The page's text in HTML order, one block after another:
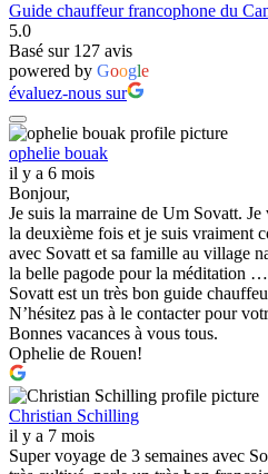
Guide chauffeur francophone du
5.0
Basé sur 127 avis
powered by Google
évaluez-nous sur
ophelie bouak
il y a 6 mois
Bonjour,
Je suis la marraine de Um Sovatt.
la deuxième fois et je suis vraiment
avec Sovatt et sa famille au village
la belle pagode pour la méditation
Sovatt est un très bon guide
N’hésitez pas à le contacter pour
Bonnes vacances à vous tous.
Ophelie de Rouen!
Christian Schilling
il y a 7 mois
Super voyage de 3 semaines avec